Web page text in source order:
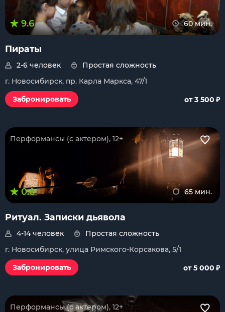
9.6 60 мин.
Пираты
2-6 человек
Простая сложность
г. Новосибирск, пр. Карла Маркса, 47/1
Забронировать
от 3 500 ₽
Перформансы (с актером), 12+
0.0 65 мин.
Ритуал. Записки дьявола
4-14 человек
Простая сложность
г. Новосибирск, улица Римского-Корсакова, 5/1
Забронировать
от 5 000 ₽
Перформансы (с актером), 12+